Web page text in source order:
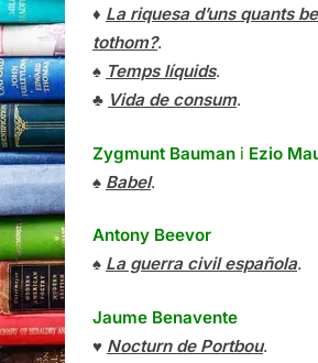
♦ La riquesa d’uns quants
tothom?.
♠ Temps líquids.
♣ Vida de consum.
Zygmunt Bauman i Ezio
♠ Babel.
Antony Beevor
♠ La guerra civil española.
Jaume Benavente
♥ Nocturn de Portbou.